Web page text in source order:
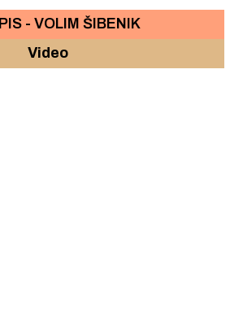
- VOLIM ŠIBENIK
Video